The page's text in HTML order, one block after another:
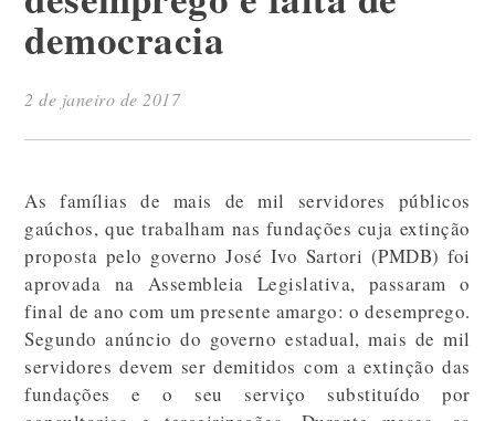
democracia
2 de janeiro de 2017
As famílias de mais de mil servidores públicos
gaúchos, que trabalham nas fundações cuja extinção
proposta pelo governo José Ivo Sartori (PMDB) foi
aprovada na Assembleia Legislativa, passaram o
final de ano com um presente amargo: o desemprego.
Segundo anúncio do governo estadual, mais de mil
servidores devem ser demitidos com a extinção das
fundações e o seu serviço substituído por